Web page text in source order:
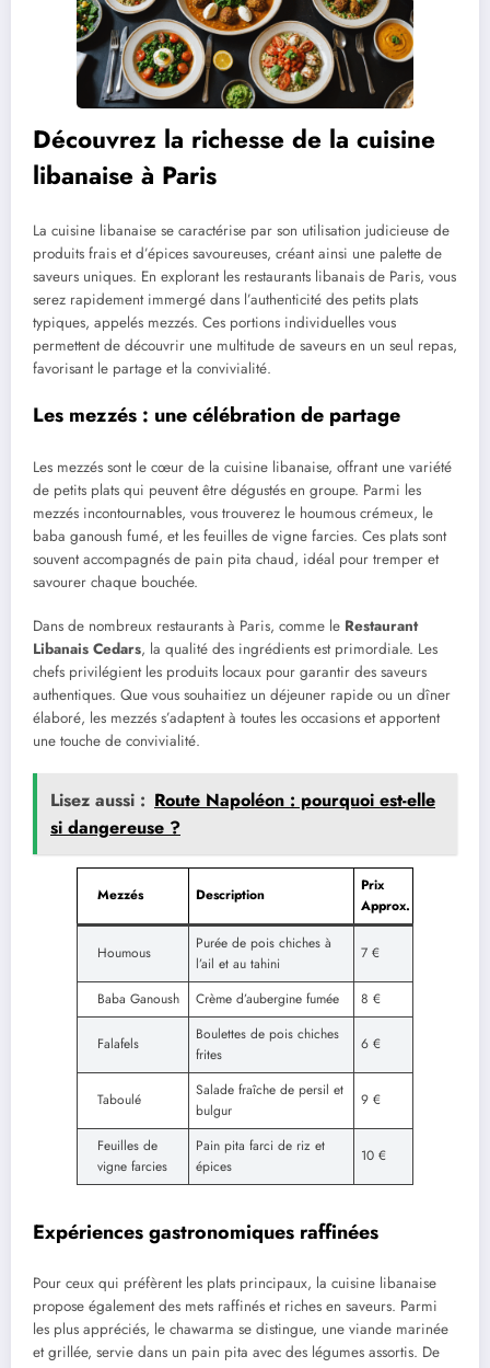
Découvrez la richesse de la cuisine
libanaise à Paris
La cuisine libanaise se caractérise par son utilisation judicieuse de
produits frais et d’épices savoureuses, créant ainsi une palette de
saveurs uniques. En explorant les restaurants libanais de Paris, vous
serez rapidement immergé dans l’authenticité des petits plats
typiques, appelés mezzés. Ces portions individuelles vous
permettent de découvrir une multitude de saveurs en un seul repas,
favorisant le partage et la convivialité.
Les mezzés : une célébration de partage
Les mezzés sont le cœur de la cuisine libanaise, offrant une variété
de petits plats qui peuvent être dégustés en groupe. Parmi les
mezzés incontournables, vous trouverez le houmous crémeux, le
baba ganoush fumé, et les feuilles de vigne farcies. Ces plats sont
souvent accompagnés de pain pita chaud, idéal pour tremper et
savourer chaque bouchée.
Dans de nombreux restaurants à Paris, comme le Restaurant
Libanais Cedars, la qualité des ingrédients est primordiale. Les
chefs privilégient les produits locaux pour garantir des saveurs
authentiques. Que vous souhaitiez un déjeuner rapide ou un dîner
élaboré, les mezzés s’adaptent à toutes les occasions et apportent
une touche de convivialité.
Lisez aussi : Route Napoléon : pourquoi est-elle
si dangereuse ?
Mezzés Description
Prix
Approx.
Houmous
Purée de pois chiches à
l’ail et au tahini
7 €
Baba Ganoush Crème d’aubergine fumée 8 €
Falafels
Boulettes de pois chiches
frites
6 €
Taboulé
Salade fraîche de persil et
bulgur
9 €
Feuilles de
vigne farcies
Pain pita farci de riz et
épices
10 €
Expériences gastronomiques raffinées
Pour ceux qui préfèrent les plats principaux, la cuisine libanaise
propose également des mets raffinés et riches en saveurs. Parmi
les plus appréciés, le chawarma se distingue, une viande marinée
et grillée, servie dans un pain pita avec des légumes assortis. De